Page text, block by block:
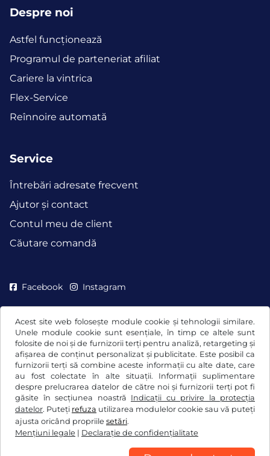
Acest site web folosește module cookie și tehnologii similare.
Unele module cookie sunt esențiale, în timp ce altele sunt
folosite de noi și de furnizorii terți pentru analiză, retargeting și
afișarea de conținut personalizat și publicitate. Este posibil ca
furnizorii terți să combine aceste informații cu alte date, care
au fost colectate în alte situații. Informații suplimentare
despre prelucrarea datelor de către noi și furnizorii terți pot fi
găsite în secțiunea noastră Indicații cu privire la protecția
datelor. Puteți refuza utilizarea modulelor cookie sau vă puteți
ajusta oricând propriile setări.
Mențiuni legale | Declaraţie de confidențialitate
Despre noi
Astfel funcţionează
Programul de parteneriat afiliat
Cariere la vintrica
Flex-Service
Reînnoire automată
Service
Întrebări adresate frecvent
Ajutor și contact
Contul meu de client
Căutare comandă
Facebook Instagram
Termeni generali şi condiţii / drept de retragere
Declaraţie de confidențialitate
Setări cookie